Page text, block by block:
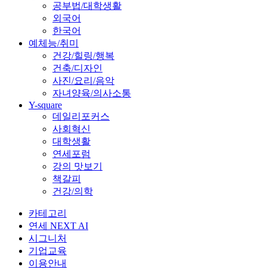
공부법/대학생활
외국어
한국어
예체능/취미
건강/힐링/행복
건축/디자인
사진/요리/음악
자녀양육/의사소통
Y-square
데일리포커스
사회혁신
대학생활
연세포럼
강의 맛보기
책갈피
건강/의학
카테고리
연세 NEXT AI
시그니처
기업교육
이용안내